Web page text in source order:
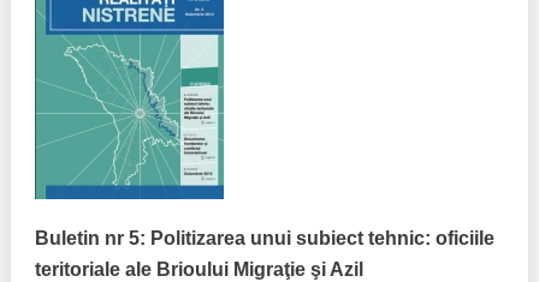
Buletin nr 5: Politizarea unui subiect tehnic: oficiile
teritoriale ale Brioului Migraţie şi Azil